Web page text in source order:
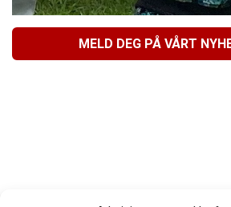
MELD DEG PÅ VÅRT